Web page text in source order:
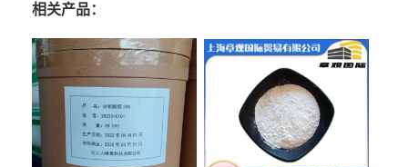
相关产品：